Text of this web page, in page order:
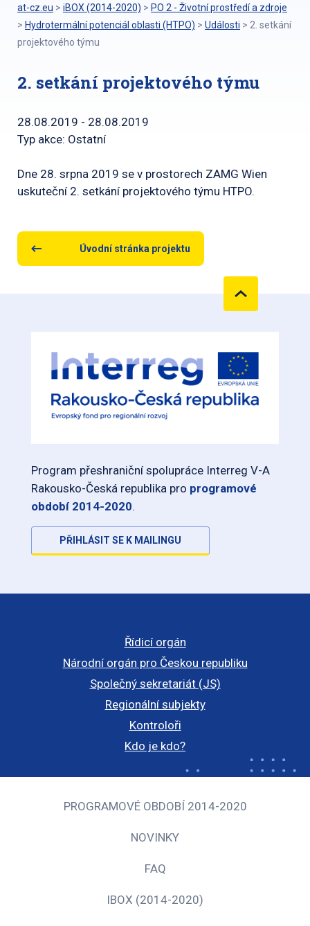
at-cz.eu > iBOX (2014-2020) > PO 2 - Životní prostředí a zdroje
> Hydrotermální potenciál oblasti (HTPO) > Události > 2. setkání
projektového týmu
2. setkání projektového týmu
28.08.2019 - 28.08.2019
Typ akce: Ostatní
Dne 28. srpna 2019 se v prostorech ZAMG Wien
uskuteční 2. setkání projektového týmu HTPO.
Úvodní stránka projektu
Program přeshraniční spolupráce Interreg V-A
Rakousko-Česká republika pro programové
období 2014-2020.
PŘIHLÁSIT SE K MAILINGU
Řídicí orgán
Národní orgán pro Českou republiku
Společný sekretariát (JS)
Regionální subjekty
Kontroloři
Kdo je kdo?
PROGRAMOVÉ OBDOBÍ 2014-2020
NOVINKY
FAQ
IBOX (2014-2020)